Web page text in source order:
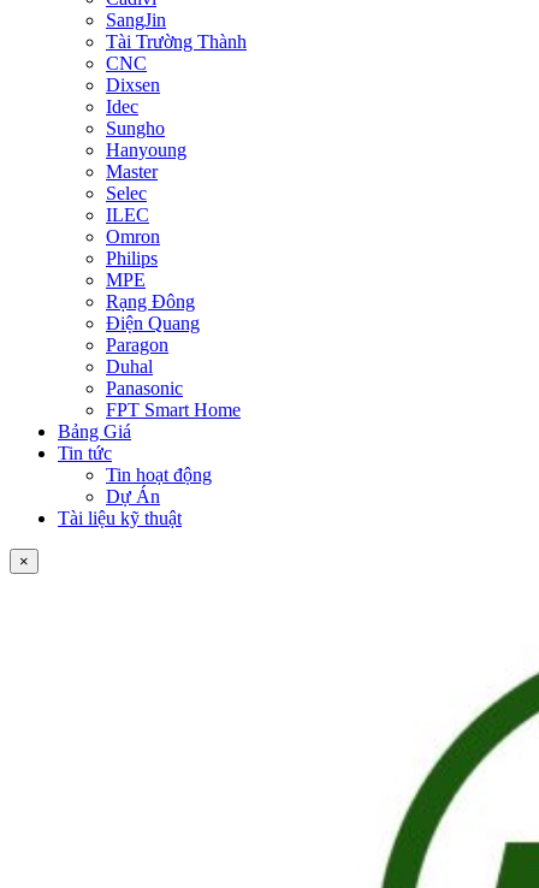
SangJin
Tài Trường Thành
CNC
Dixsen
Idec
Sungho
Hanyoung
Master
Selec
ILEC
Omron
Philips
MPE
Rạng Đông
Điện Quang
Paragon
Duhal
Panasonic
FPT Smart Home
Bảng Giá
Tin tức
Tin hoạt động
Dự Án
Tài liệu kỹ thuật
×